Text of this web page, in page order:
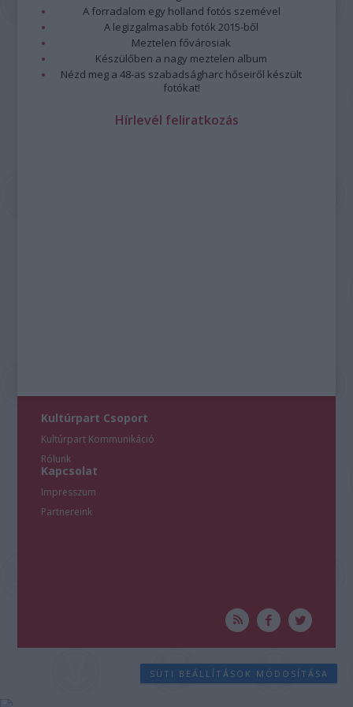
A forradalom egy holland fotós szemével
A legizgalmasabb fotók 2015-ből
Meztelen fővárosiak
Készülőben a nagy meztelen album
Nézd meg a 48-as szabadságharc hőseiről készült
fotókat!
Hírlevél feliratkozás
Kultúrpart Csoport
Kultúrpart Kommunikáció
Rólunk
Kapcsolat
Impresszum
Partnereink
SÜTI BEÁLLÍTÁSOK MÓDOSÍTÁSA